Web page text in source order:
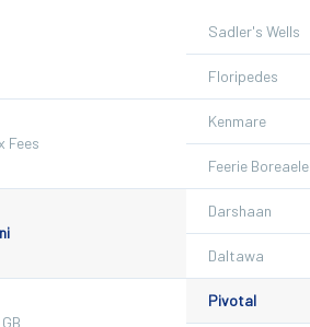
Sadler's Wells
Floripedes
Fees
Kenmare
Feerie Boreaele
Darshaan
Daltawa
Pivotal